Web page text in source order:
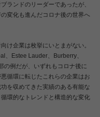
ランドのリーダーであったが、
変化も進んだコロナ後の世界へ
け企業は枚挙にいとまがない。
、Estee Lauder、Burberry、
の例だが、いずれもコロナ後に
循環に転じたこれらの企業はお
を収めてきた実績のある有能な
環的なトレンドと構造的な変化